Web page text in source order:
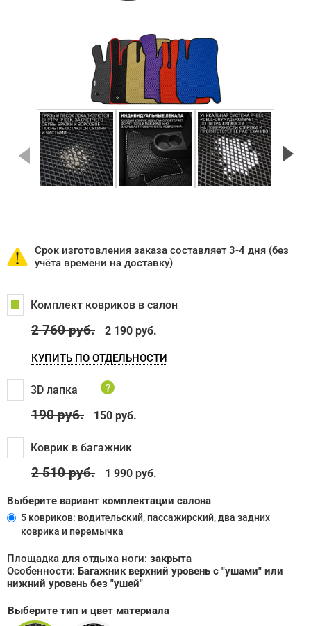
Срок изготовления заказа составляет 3-4 дня (без
учёта времени на доставку)
Комплект ковриков в салон
2 760руб. 2 190 руб.
КУПИТЬ ПО ОТДЕЛЬНОСТИ
3D лапка
190руб. 150 руб.
?
Коврик в багажник
2 510руб. 1 990 руб.
Выберите вариант комплектации салона
5 ковриков: водительский, пассажирский, два задних
коврика и перемычка
Площадка для отдыха ноги: закрыта
Особенности: Багажник верхний уровень с "ушами" или
нижний уровень без "ушей"
Выберите тип и цвет материала